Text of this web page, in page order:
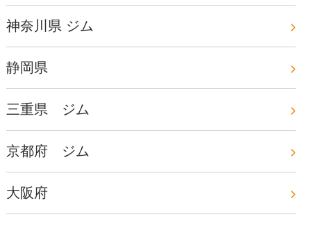
神奈川県 ジム
静岡県
三重県 ジム
京都府 ジム
大阪府